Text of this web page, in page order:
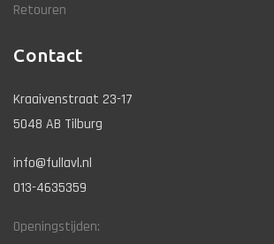
Retouren
Contact
Kraaivenstraat 23-17
5048 AB Tilburg
info@fullavl.nl
013-4635359
Openingstijden: